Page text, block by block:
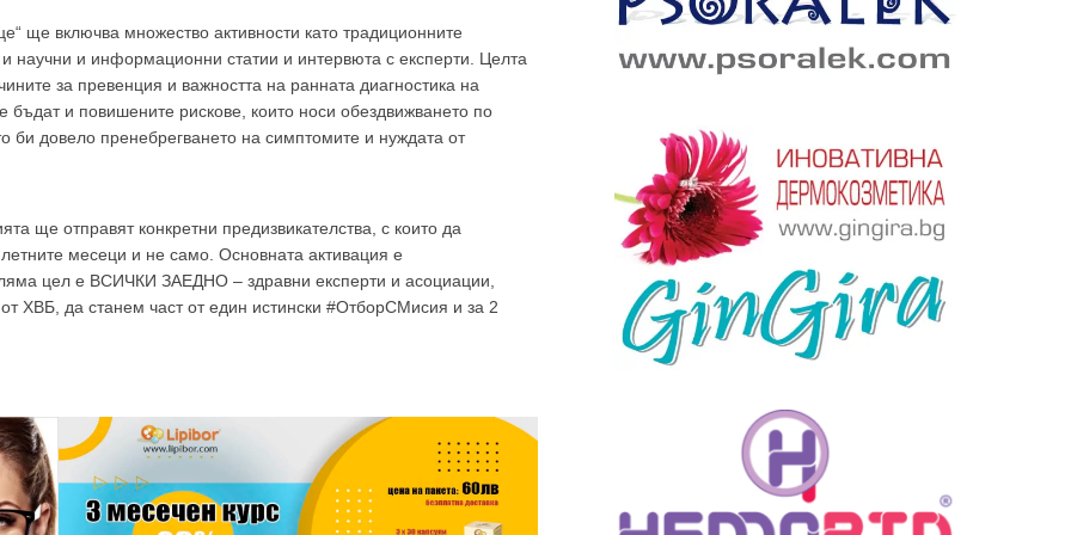
ще включва множество активности като традиционните
научни и информационни статии и интервюта с експерти. Целта
за превенция и важността на ранната диагностика на
и повишените рискове, които носи обездвижването по
довело пренебрегването на симптомите и нуждата от
ще отправят конкретни предизвикателства, с които да
месеци и не само. Основната активация е
цел е ВСИЧКИ ЗАЕДНО – здравни експерти и асоциации,
ХВБ, да станем част от един истински #ОтборСМисия и за 2